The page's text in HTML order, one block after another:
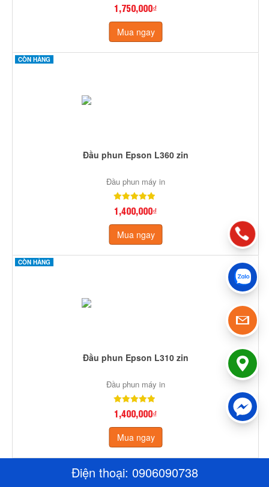
Điện thoại: 0906090738
1,750,000₫
Mua ngay
CÒN HÀNG
Đầu phun Epson L360 zin
Đầu phun máy in
1,400,000₫
Mua ngay
CÒN HÀNG
Đầu phun Epson L310 zin
Đầu phun máy in
1,400,000₫
Mua ngay